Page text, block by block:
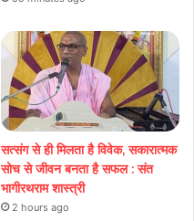
सत्संग से ही मिलता है विवेक, सकारात्मक
सोच से जीवन बनता है सफल : संत
भागीरथराम शास्त्री
2 hours ago